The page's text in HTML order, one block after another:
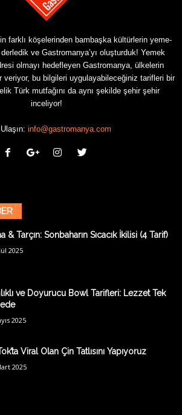
farklı köşelerinden bambaşka kültürlerin yeme-
derledik ve Gastromanya’yı oluşturduk! Yemek
olmayı hedefleyen Gastromanya, ülkelerin
veriyor, bu bilgileri uygulayabileceğiniz tarifleri bir
Türk mutfağını da aynı şekilde şehir şehir
inceliyor!
info@gastromanya.com
& Tarçın: Sonbaharın Sıcacık İkilisi (4 Tarif)
2025
ve Doyurucu Bowl Tarifleri: Lezzet Tek
2025
Viral Olan Çin Tatlısını Yapıyoruz
2025